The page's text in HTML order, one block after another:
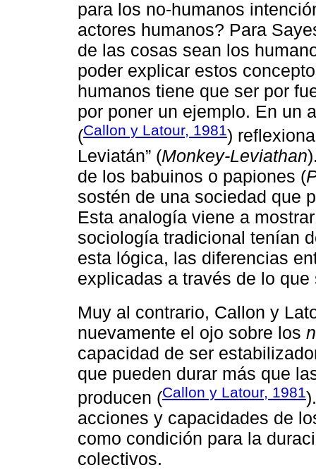
para los no-humanos
actores humanos? Para
de las cosas sean los
poder explicar estos
humanos tiene que ser por
por poner un ejemplo. En un
(Callon y Latour, 1981)
Leviatán” (Monkey-Leviathan
de los babuinos o papiones (
sostén de una sociedad que
Esta analogía viene a
sociología tradicional tenían
esta lógica, las diferencias
explicadas a través de lo
Muy al contrario, Callon y
nuevamente el ojo sobre los
capacidad de ser
que pueden durar más que
producen (Callon y Latour, 1981
acciones y capacidades de
como condición para la
colectivos.